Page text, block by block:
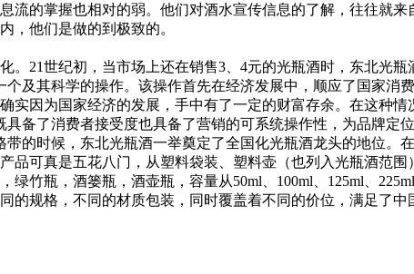
的掌握也相对的弱。他们对酒水宣传信息的了解，往往就
，他们是做的到极致的。
世纪初，当市场上还在销售3、4元的光瓶酒时，东北光瓶
及其科学的操作。该操作首先在经济发展中，顺应了国家消
因为国家经济的发展，手中有了一定的财富存余。在这种
备了消费者接受度也具备了营销的可系统操作性，为品牌定
的时候，东北光瓶酒一举奠定了全国化光瓶酒龙头的地位。
可真是五花八门，从塑料袋装、塑料壶（也列入光瓶酒范
瓶，酒篓瓶，酒壶瓶，容量从50ml、100ml、125ml、225ml
的规格，不同的材质包装，同时覆盖着不同的价位，满足了